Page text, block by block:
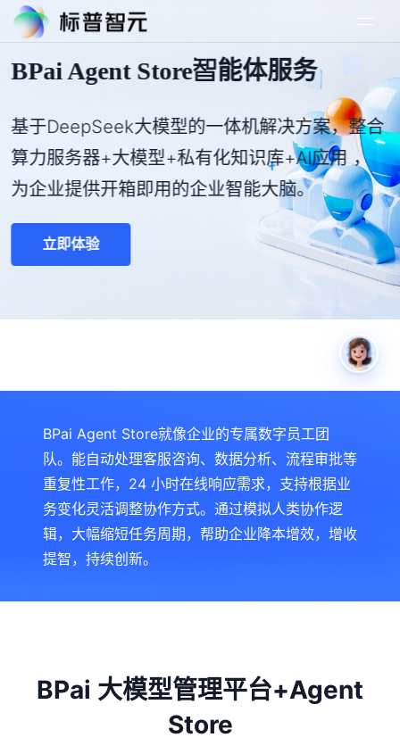
BPai Agent Store智能体服务
基于DeepSeek大模型的一体机解决方案，整合
算力服务器+大模型+私有化知识库+AI应用 ，
为企业提供开箱即用的企业智能大脑。
立即体验
BPai Agent Store就像企业的专属数字员工团
队。能自动处理客服咨询、数据分析、流程审批等
重复性工作，24 小时在线响应需求，支持根据业
务变化灵活调整协作方式。通过模拟人类协作逻
辑，大幅缩短任务周期，帮助企业降本增效，增收
提智，持续创新。
BPai 大模型管理平台+Agent
Store